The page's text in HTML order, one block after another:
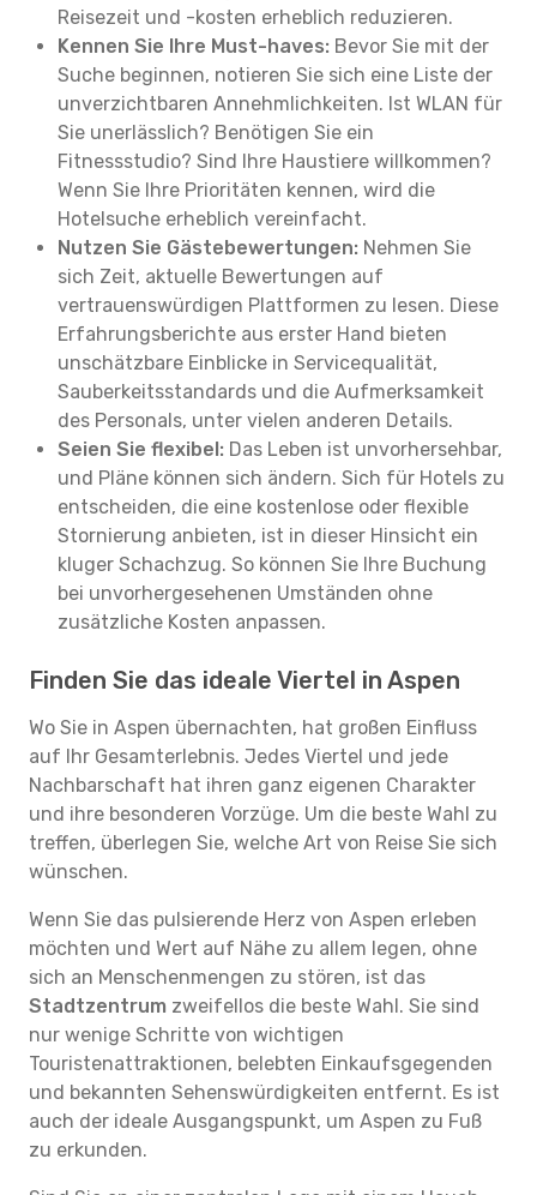
Reisezeit und -kosten erheblich reduzieren.
Kennen Sie Ihre Must-haves: Bevor Sie mit der
Suche beginnen, notieren Sie sich eine Liste der
unverzichtbaren Annehmlichkeiten. Ist WLAN für
Sie unerlässlich? Benötigen Sie ein
Fitnessstudio? Sind Ihre Haustiere willkommen?
Wenn Sie Ihre Prioritäten kennen, wird die
Hotelsuche erheblich vereinfacht.
Nutzen Sie Gästebewertungen: Nehmen Sie
sich Zeit, aktuelle Bewertungen auf
vertrauenswürdigen Plattformen zu lesen. Diese
Erfahrungsberichte aus erster Hand bieten
unschätzbare Einblicke in Servicequalität,
Sauberkeitsstandards und die Aufmerksamkeit
des Personals, unter vielen anderen Details.
Seien Sie flexibel: Das Leben ist unvorhersehbar,
und Pläne können sich ändern. Sich für Hotels zu
entscheiden, die eine kostenlose oder flexible
Stornierung anbieten, ist in dieser Hinsicht ein
kluger Schachzug. So können Sie Ihre Buchung
bei unvorhergesehenen Umständen ohne
zusätzliche Kosten anpassen.
Finden Sie das ideale Viertel in Aspen
Wo Sie in Aspen übernachten, hat großen Einfluss
auf Ihr Gesamterlebnis. Jedes Viertel und jede
Nachbarschaft hat ihren ganz eigenen Charakter
und ihre besonderen Vorzüge. Um die beste Wahl zu
treffen, überlegen Sie, welche Art von Reise Sie sich
wünschen.
Wenn Sie das pulsierende Herz von Aspen erleben
möchten und Wert auf Nähe zu allem legen, ohne
sich an Menschenmengen zu stören, ist das
Stadtzentrum zweifellos die beste Wahl. Sie sind
nur wenige Schritte von wichtigen
Touristenattraktionen, belebten Einkaufsgegenden
und bekannten Sehenswürdigkeiten entfernt. Es ist
auch der ideale Ausgangspunkt, um Aspen zu Fuß
zu erkunden.